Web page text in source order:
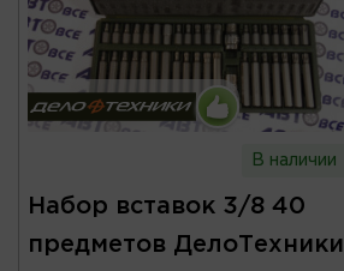
В наличии
Набор вставок 3/8 40
предметов ДелоТехники